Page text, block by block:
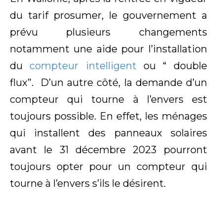
du tarif prosumer, le gouvernement a
prévu plusieurs changements
notamment une aide pour l’installation
ducompteur intelligent ou “ double
flux”. D’un autre côté, la demande d’un
compteur qui tourne à l’envers est
toujours possible. En effet, les ménages
qui installent des panneaux solaires
avant le 31 décembre 2023 pourront
toujours opter pour un compteur qui
tourne à l’envers s’ils le désirent.